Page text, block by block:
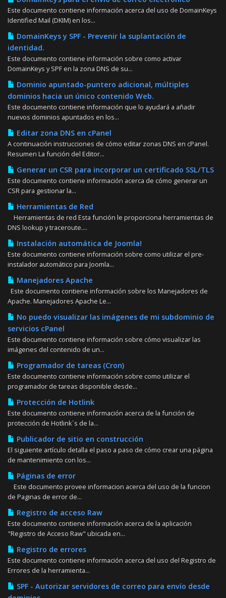
Este documento contiene información acerca del uso de DomainKeys
Identified Mail (DKIM) en los...
DomainKeys y SPF - Prevenir la suplantación de
identidad.
Este documento contiene información sobre como activar
DomainKeys y SPF en la zona DNS de su...
Dominio apuntado-puntero adicional, múltiples
dominios hacia un único contenido Web.
Este documento contiene información que lo ayudará a añadir
nuevos dominios apuntados en los...
Editar zona DNS en cPanel
A continuación instrucciones de cómo editar zonas DNS en cPanel.
Resumen La función del Editor...
Generar un CSR para incorporar un certificado SSL/TLS
Este documento contiene información acerca de cómo generar un
CSR para gestionar la...
Herramientas de Red
Herramientas de red Esta función le proporciona herramientas de
DNS lookup y traceroute....
Instalación automática de Joomla!
Este documento contiene información sobre como utilizar el pre-
instalador automático para Joomla...
Manejadores Apache
Este documento contiene información sobre los Manejadores de
Apache. Manejadores Apache Le...
No puedo visualizar las imágenes de mi subdominio de
servicios cPanel
Este documento contiene información sobre cómo visualizar las
imágenes del contenido de un...
Programador de tareas (Cron)
Este documento contiene información sobre como utilizar el
programador de tareas disponible desde...
Protección de Hotlink
Este documento contiene información acerca de la función de
protección de Hotlink´s de la...
Publicador de sitio en construcción
El siguiente artículo detalla el paso a paso de cómo crear una página
de mantenimiento con los...
Páginas de error
Este documento provee informacion acerca del uso de la funcion
de Paginas de error de...
Registro de acceso Raw
Este documento contiene información acerca de la aplicación
"Registro de Acceso Raw" ubicada en...
Registro de errores
Este documento contiene información acerca del uso del Registro de
Errores de la herramienta...
SPF - Autorizar servidores de correo para envío desde